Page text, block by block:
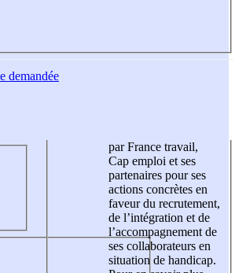
demandée
par France travail,
Cap emploi et ses
partenaires pour ses
actions concrètes en
faveur du recrutement,
de l’intégration et de
l’accompagnement de
ses collaborateurs en
situation de handicap.